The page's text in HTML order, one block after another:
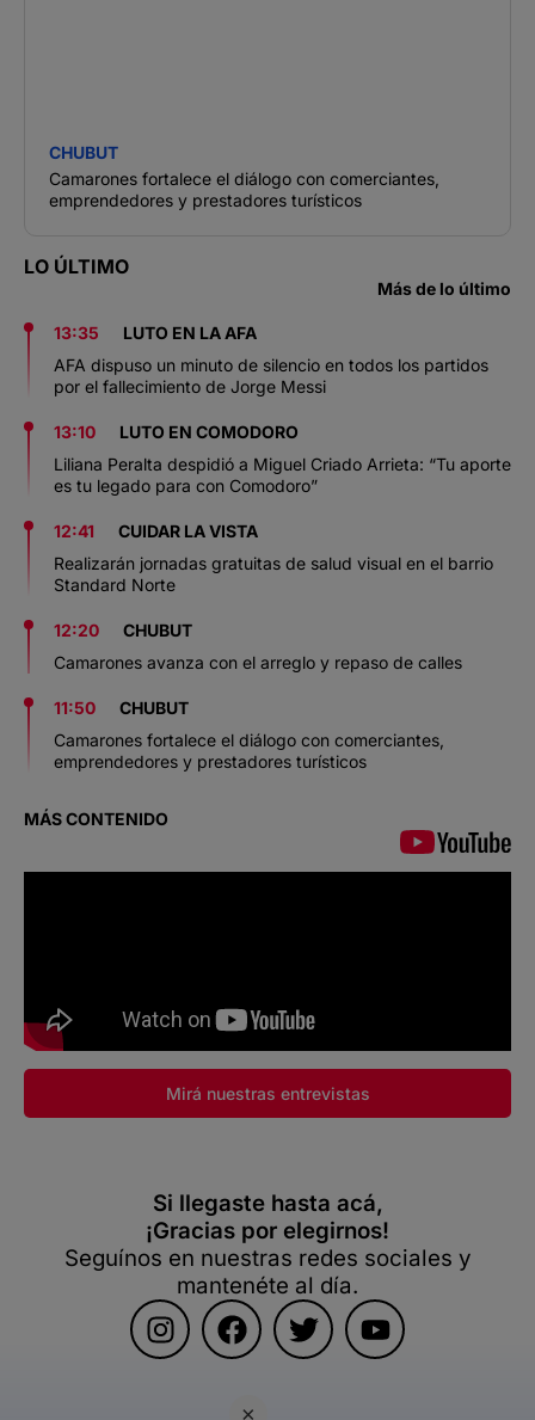
×
CHUBUT
Camarones fortalece el diálogo con comerciantes,
emprendedores y prestadores turísticos
LO ÚLTIMO
Más de lo último
13:35
LUTO EN LA AFA
AFA dispuso un minuto de silencio en todos los partidos
por el fallecimiento de Jorge Messi
13:10
LUTO EN COMODORO
Liliana Peralta despidió a Miguel Criado Arrieta: “Tu aporte
es tu legado para con Comodoro”
12:41
CUIDAR LA VISTA
Realizarán jornadas gratuitas de salud visual en el barrio
Standard Norte
12:20
CHUBUT
Camarones avanza con el arreglo y repaso de calles
11:50
CHUBUT
Camarones fortalece el diálogo con comerciantes,
emprendedores y prestadores turísticos
MÁS CONTENIDO
Mirá nuestras entrevistas
Si llegaste hasta acá,
¡Gracias por elegirnos!
Seguínos en nuestras redes sociales y
mantenéte al día.